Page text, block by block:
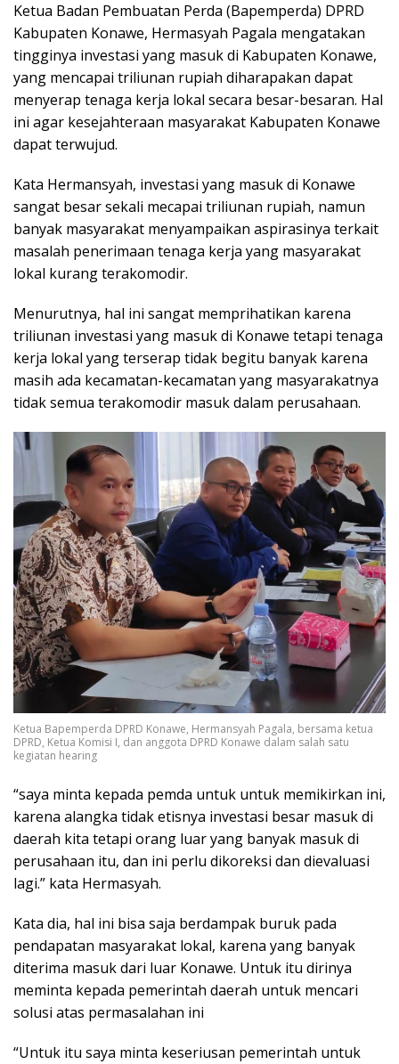
Ketua Badan Pembuatan Perda (Bapemperda) DPRD
Kabupaten Konawe, Hermasyah Pagala mengatakan
tingginya investasi yang masuk di Kabupaten Konawe,
yang mencapai triliunan rupiah diharapakan dapat
menyerap tenaga kerja lokal secara besar-besaran. Hal
ini agar kesejahteraan masyarakat Kabupaten Konawe
dapat terwujud.
Kata Hermansyah, investasi yang masuk di Konawe
sangat besar sekali mecapai triliunan rupiah, namun
banyak masyarakat menyampaikan aspirasinya terkait
masalah penerimaan tenaga kerja yang masyarakat
lokal kurang terakomodir.
Menurutnya, hal ini sangat memprihatikan karena
triliunan investasi yang masuk di Konawe tetapi tenaga
kerja lokal yang terserap tidak begitu banyak karena
masih ada kecamatan-kecamatan yang masyarakatnya
tidak semua terakomodir masuk dalam perusahaan.
Ketua Bapemperda DPRD Konawe, Hermansyah Pagala, bersama ketua
DPRD, Ketua Komisi I, dan anggota DPRD Konawe dalam salah satu
kegiatan hearing
“saya minta kepada pemda untuk untuk memikirkan ini,
karena alangka tidak etisnya investasi besar masuk di
daerah kita tetapi orang luar yang banyak masuk di
perusahaan itu, dan ini perlu dikoreksi dan dievaluasi
lagi.” kata Hermasyah.
Kata dia, hal ini bisa saja berdampak buruk pada
pendapatan masyarakat lokal, karena yang banyak
diterima masuk dari luar Konawe. Untuk itu dirinya
meminta kepada pemerintah daerah untuk mencari
solusi atas permasalahan ini
“Untuk itu saya minta keseriusan pemerintah untuk